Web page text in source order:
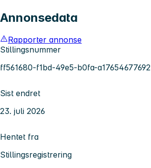
Annonsedata
Rapporter annonse
Stillingsnummer
ff561680-f1bd-49e5-b0fa-a17654677692
Sist endret
23. juli 2026
Hentet fra
Stillingsregistrering